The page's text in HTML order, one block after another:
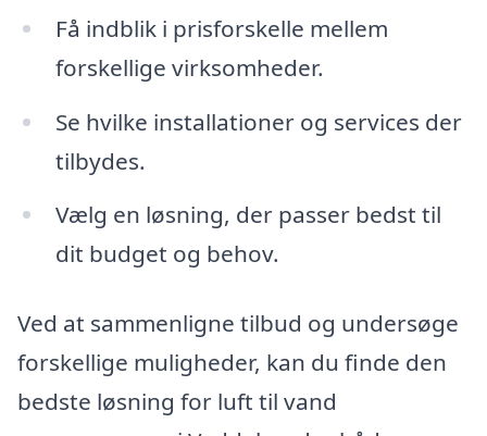
Få indblik i prisforskelle mellem
forskellige virksomheder.
Se hvilke installationer og services der
tilbydes.
Vælg en løsning, der passer bedst til
dit budget og behov.
Ved at sammenligne tilbud og undersøge
forskellige muligheder, kan du finde den
bedste løsning for luft til vand